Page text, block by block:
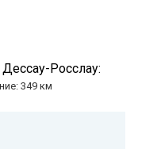
Росслау:
349 км